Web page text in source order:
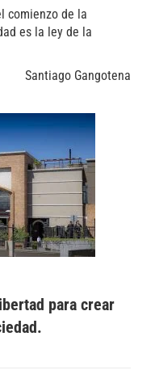
comienzo de la
es la ley de la
Santiago Gangotena
para crear